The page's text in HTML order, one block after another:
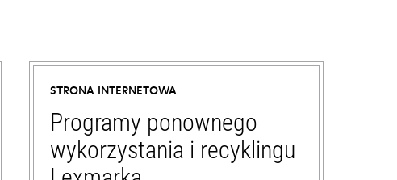
STRONA INTERNETOWA
Programy ponownego
wykorzystania i recyklingu